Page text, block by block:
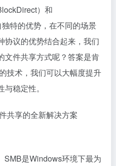
）和
特的优势，在不同的场景
协议的优势结合起来，我们
文件共享方式呢？答案是肯
技术，我们可以大幅度提升
稳定性。
SMB是Windows环境下最为